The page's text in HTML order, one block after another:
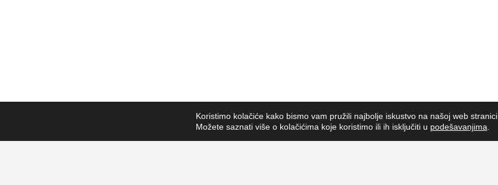
Koristimo kolačiće kako bismo vam pružili najbolje iskustvo na našoj web stranici.
Možete saznati više o kolačićima koje koristimo ili ih isključiti u podešavanjima